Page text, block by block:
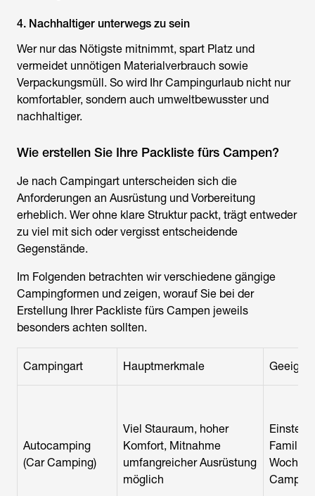
4. Nachhaltiger unterwegs zu sein
Wer nur das Nötigste mitnimmt, spart Platz und
vermeidet unnötigen Materialverbrauch sowie
Verpackungsmüll. So wird Ihr Campingurlaub nicht nur
komfortabler, sondern auch umweltbewusster und
nachhaltiger.
Wie erstellen Sie Ihre Packliste fürs Campen?
Je nach Campingart unterscheiden sich die
Anforderungen an Ausrüstung und Vorbereitung
erheblich. Wer ohne klare Struktur packt, trägt entweder
zu viel mit sich oder vergisst entscheidende
Gegenstände.
Im Folgenden betrachten wir verschiedene gängige
Campingformen und zeigen, worauf Sie bei der
Erstellung Ihrer Packliste fürs Campen jeweils
besonders achten sollten.
Campingart Hauptmerkmale
Autocamping
(Car Camping)
Viel Stauraum, hoher
Komfort, Mitnahme
umfangreicher Ausrüstung
möglich
Familien,
Camper